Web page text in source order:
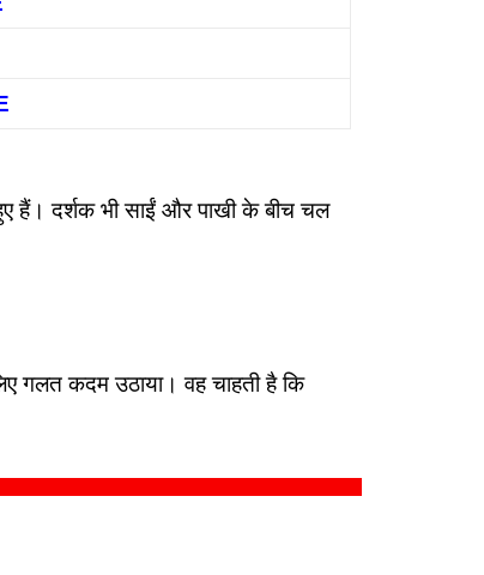
हैं। दर्शक भी साईं और पाखी के बीच चल
गलत कदम उठाया। वह चाहती है कि